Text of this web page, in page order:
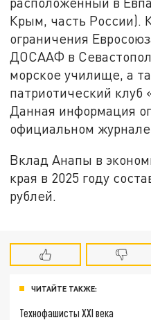
Крым, часть России).
ограничения
ДОСААФ в
морское училище, а
патриотический клуб
Данная информация
официальном журнале
Вклад Анапы в
края в 2025 году
рублей.
ЧИТАЙТЕ ТАКЖЕ:
Технофашисты XXI века